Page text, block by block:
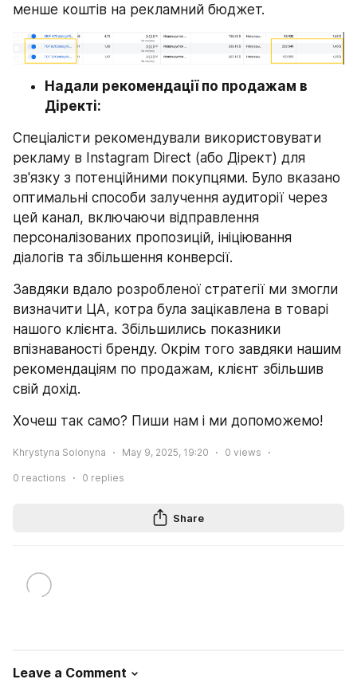
менше коштів на рекламний бюджет.
Надали рекомендації по продажам в
Діректі:
Спеціалісти рекомендували використовувати
рекламу в Instagram Direct (або Дірект) для
зв'язку з потенційними покупцями. Було вказано
оптимальні способи залучення аудиторії через
цей канал, включаючи відправлення
персоналізованих пропозицій, ініціювання
діалогів та збільшення конверсії.
Завдяки вдало розробленої стратегії ми змогли
визначити ЦА, котра була зацікавлена в товарі
нашого клієнта. Збільшились показники
впізнаваності бренду. Окрім того завдяки нашим
рекомендаціям по продажам, клієнт збільшив
свій дохід.
Хочеш так само? Пиши нам і ми допоможемо!
Khrystyna Solonyna May 9, 2025, 19:20 0 views
0 reactions 0 replies
Share
Leave a Comment